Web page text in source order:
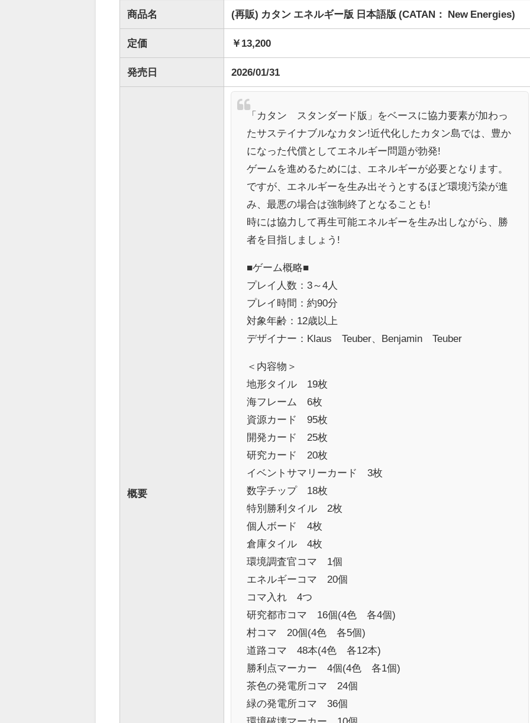
商品名 (再販) カタン エネルギー版 日本語版 (CATAN： New Energies)
定価 ￥13,200
発売日 2026/01/31
概要
「カタン スタンダード版」をベースに協力要素が加わっ
たサステイナブルなカタン!近代化したカタン島では、豊か
になった代償としてエネルギー問題が勃発!
ゲームを進めるためには、エネルギーが必要となります。
ですが、エネルギーを生み出そうとするほど環境汚染が進
み、最悪の場合は強制終了となることも!
時には協力して再生可能エネルギーを生み出しながら、勝
者を目指しましょう!
■ゲーム概略■
プレイ人数：3～4人
プレイ時間：約90分
対象年齢：12歳以上
デザイナー：Klaus Teuber、Benjamin Teuber
＜内容物＞
地形タイル 19枚
海フレーム 6枚
資源カード 95枚
開発カード 25枚
研究カード 20枚
イベントサマリーカード 3枚
数字チップ 18枚
特別勝利タイル 2枚
個人ボード 4枚
倉庫タイル 4枚
環境調査官コマ 1個
エネルギーコマ 20個
コマ入れ 4つ
研究都市コマ 16個(4色 各4個)
村コマ 20個(4色 各5個)
道路コマ 48本(4色 各12本)
勝利点マーカー 4個(4色 各1個)
茶色の発電所コマ 24個
緑の発電所コマ 36個